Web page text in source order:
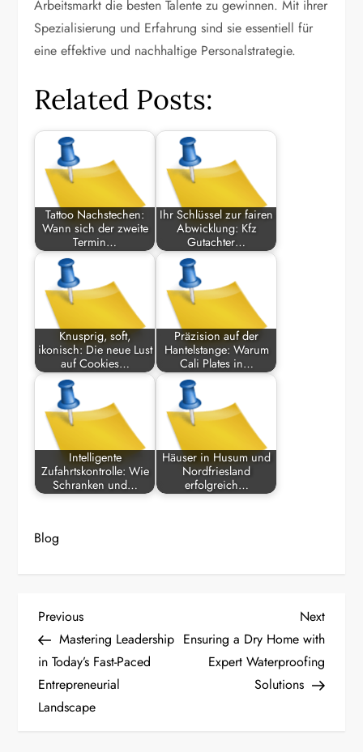
Arbeitsmarkt die besten Talente zu gewinnen. Mit ihrer
Spezialisierung und Erfahrung sind sie essentiell für
eine effektive und nachhaltige Personalstrategie.
Related Posts:
Tattoo Nachstechen:
Wann sich der zweite
Termin…
Ihr Schlüssel zur fairen
Abwicklung: Kfz
Gutachter…
Knusprig, soft,
ikonisch: Die neue Lust
auf Cookies…
Präzision auf der
Hantelstange: Warum
Cali Plates in…
Intelligente
Zufahrtskontrolle: Wie
Schranken und…
Häuser in Husum und
Nordfriesland
erfolgreich…
Blog
P
o
s
Previous
Post
Previous
Mastering Leadership
in Today’s Fast-Paced
Entrepreneurial
Landscape
Next
Post
Next
Ensuring a Dry Home with
Expert Waterproofing
Solutions